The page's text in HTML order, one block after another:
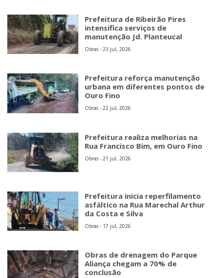
Prefeitura de Ribeirão Pires
intensifica serviços de
manutenção Jd. Planteucal
Obras - 23 jul, 2026
Prefeitura reforça manutenção
urbana em diferentes pontos de
Ouro Fino
Obras - 22 jul, 2026
Prefeitura realiza melhorias na
Rua Francisco Bim, em Ouro Fino
Obras - 21 jul, 2026
Prefeitura inicia reperfilamento
asfáltico na Rua Marechal Arthur
da Costa e Silva
Obras - 17 jul, 2026
Obras de drenagem do Parque
Aliança chegam a 70% de
conclusão